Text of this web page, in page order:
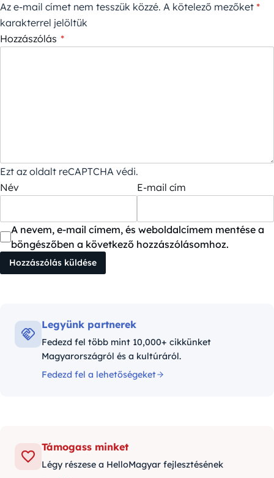
Az e-mail címet nem tesszük közzé. A kötelező mezőket *
karakterrel jelöltük
Hozzászólás *
Ezt az oldalt reCAPTCHA védi.
Név
E-mail cím
A nevem, e-mail címem, és weboldalcímem mentése a
böngészőben a következő hozzászólásomhoz.
Legyünk partnerek
Fedezd fel több mint 10,000+ cikkünket
Magyarországról és a kultúráról.
Fedezd fel a lehetőségeket
Támogass minket
Légy részese a HelloMagyar fejlesztésének